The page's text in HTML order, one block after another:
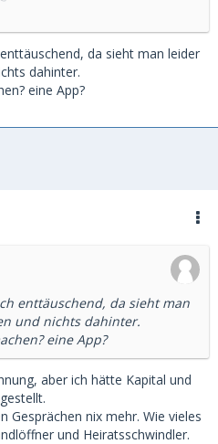
da sieht man leider
dahinter.
eine App?
enttäuschend, da sieht man
und nichts dahinter.
eine App?
aber ich hätte Kapital und
Gesprächen nix mehr. Wie vieles
und Heiratsschwindler.